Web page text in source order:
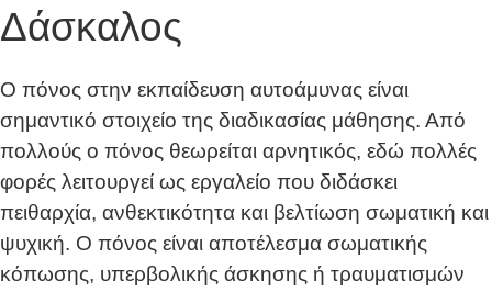
Δάσκαλος
Ο πόνος στην εκπαίδευση αυτοάμυνας είναι
σημαντικό στοιχείο της διαδικασίας μάθησης. Από
πολλούς ο πόνος θεωρείται αρνητικός, εδώ πολλές
φορές λειτουργεί ως εργαλείο που διδάσκει
πειθαρχία, ανθεκτικότητα και βελτίωση σωματική και
ψυχική. Ο πόνος είναι αποτέλεσμα σωματικής
κόπωσης, υπερβολικής άσκησης ή τραυματισμών